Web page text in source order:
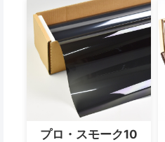
プロ・スモーク10